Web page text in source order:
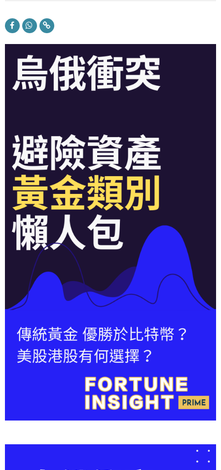
財經｜大摩削老鋪黃金目標價至505元 惟維持「增
13:49
本地｜華嫂冰室太子店涉提供失實資料 遭禁申請輸入
中國｜強颱風「白海豚」殘渦北上 上海取消逾900班
機
18:31
財經｜華僑銀行上半年淨利創新高 中期息增15%至
47仙
損失近6900萬元
16:05
財經｜日經失守6.5萬點後回穩 全周仍升近2%
15:47
財經｜恒隆10月換帥 玩具「反」斗城亞洲CEO蔡德
粦接任
15:11
財經｜韓股反覆波動收跌 連挫7周創逾3年最長跌勢
13:44
財經｜內地7月美元計價出口增近24%勝預期 貿易順
差達1125億美元